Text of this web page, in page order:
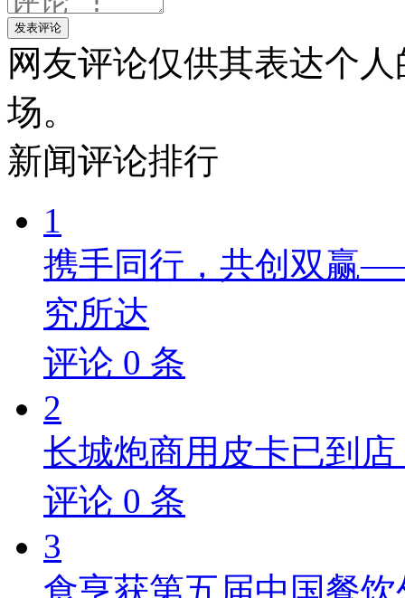
发表评论
网友评论仅供其表达个
场。
新闻评论排行
1
携手同行，共创双赢
究所达
评论 0 条
2
长城炮商用皮卡已到
评论 0 条
3